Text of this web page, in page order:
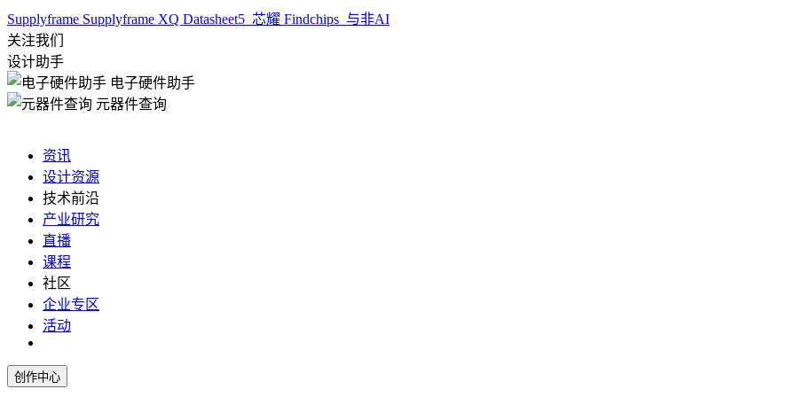
Supplyframe Supplyframe XQ Datasheet5 芯耀 Findchips 与非AI
关注我们
设计助手
电子硬件助手
元器件查询
资讯
设计资源
技术前沿
产业研究
直播
课程
社区
企业专区
活动
创作中心